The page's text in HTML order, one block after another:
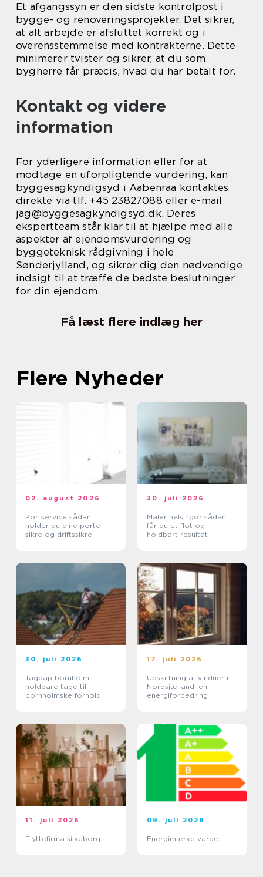
Et afgangssyn er den sidste kontrolpost i
bygge- og renoveringsprojekter. Det sikrer,
at alt arbejde er afsluttet korrekt og i
overensstemmelse med kontrakterne. Dette
minimerer tvister og sikrer, at du som
bygherre får præcis, hvad du har betalt for.
Kontakt og videre
information
For yderligere information eller for at
modtage en uforpligtende vurdering, kan
byggesagkyndigsyd i Aabenraa kontaktes
direkte via tlf. +45 23827088 eller e-mail
jag@byggesagkyndigsyd.dk. Deres
ekspertteam står klar til at hjælpe med alle
aspekter af ejendomsvurdering og
byggeteknisk rådgivning i hele
Sønderjylland, og sikrer dig den nødvendige
indsigt til at træffe de bedste beslutninger
for din ejendom.
Få læst flere indlæg her
Flere Nyheder
02. august 2026
Portservice sådan
holder du dine porte
sikre og driftssikre
30. juli 2026
Maler helsingør sådan
får du et flot og
holdbart resultat
30. juli 2026
Tagpap bornholm
holdbare tage til
bornholmske forhold
17. juli 2026
Udskiftning af vinduer i
Nordsjælland: en
energiforbedring
11. juli 2026
Flyttefirma silkeborg
09. juli 2026
Energimærke varde